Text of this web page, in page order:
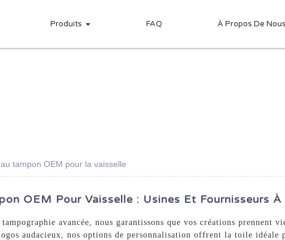
Produits FAQ À Propos De Nous
tampon OEM pour la vaisselle
OEM Pour Vaisselle : Usines Et Fournisseurs
avancée, nous garantissons que vos créations prennent
audacieux, nos options de personnalisation offrent la toile idéale